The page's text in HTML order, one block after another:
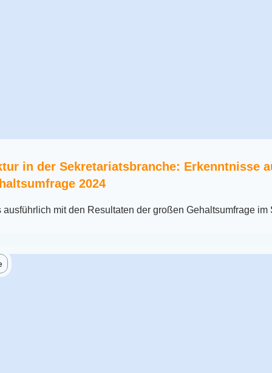
in der Sekretariatsbranche: Erkenntnisse
2024
ausführlich mit den Resultaten der großen Gehaltsumfrage im